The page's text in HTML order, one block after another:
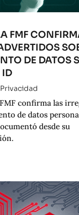
FMF
DE DATOS
ID
Privacidad
confirma las
de datos
desde su